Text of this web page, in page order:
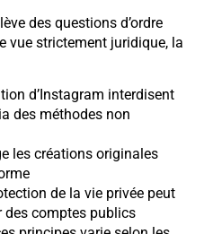
des questions d’ordre
vue strictement juridique, la
d’Instagram interdisent
des méthodes non
les créations originales
de la vie privée peut
des comptes publics